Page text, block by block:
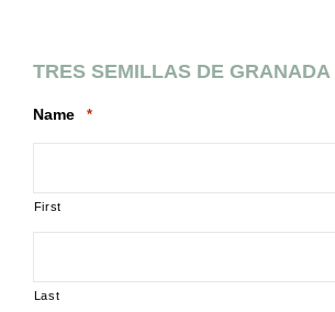
TRES SEMILLAS DE GRANADA
Name *
First
Last